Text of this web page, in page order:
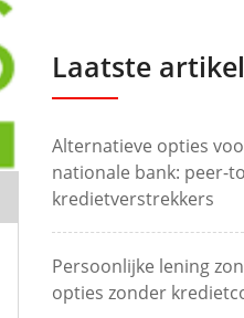
Laatste
Alternatieve opties
nationale bank: peer-
kredietverstrekkers
Persoonlijke lening
opties zonder